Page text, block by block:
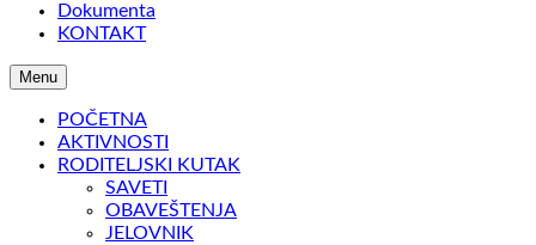
Dokumenta
KONTAKT
Menu
POČETNA
AKTIVNOSTI
RODITELJSKI KUTAK
SAVETI
OBAVEŠTENJA
JELOVNIK